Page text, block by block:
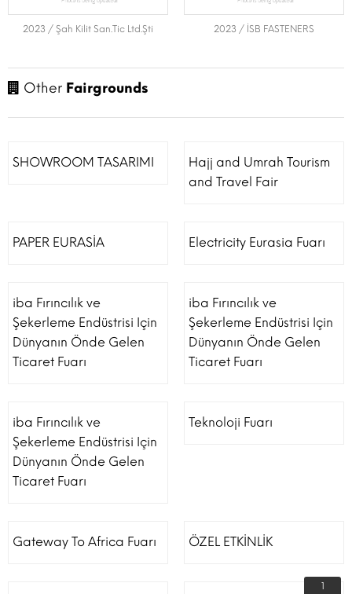
2023 / Şah Kilit San.Tic Ltd.Şti 2023 / İSB FASTENERS
Other Fairgrounds
SHOWROOM TASARIMI
Hajj and Umrah Tourism
and Travel Fair
PAPER EURASİA Electricity Eurasia Fuarı
iba Fırıncılık ve
Şekerleme Endüstrisi Için
Dünyanın Önde Gelen
Ticaret Fuarı
iba Fırıncılık ve
Şekerleme Endüstrisi Için
Dünyanın Önde Gelen
Ticaret Fuarı
iba Fırıncılık ve
Şekerleme Endüstrisi Için
Dünyanın Önde Gelen
Ticaret Fuarı
Teknoloji Fuarı
Gateway To Africa Fuarı ÖZEL ETKİNLİK
1